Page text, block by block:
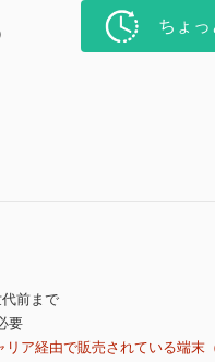
ちょっ
前まで
要
ア経由で販売されている端末